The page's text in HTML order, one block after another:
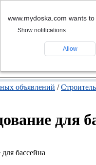
объявлений /
для
бассейна
www.mydoska.com wants to
Show notifications
Allow